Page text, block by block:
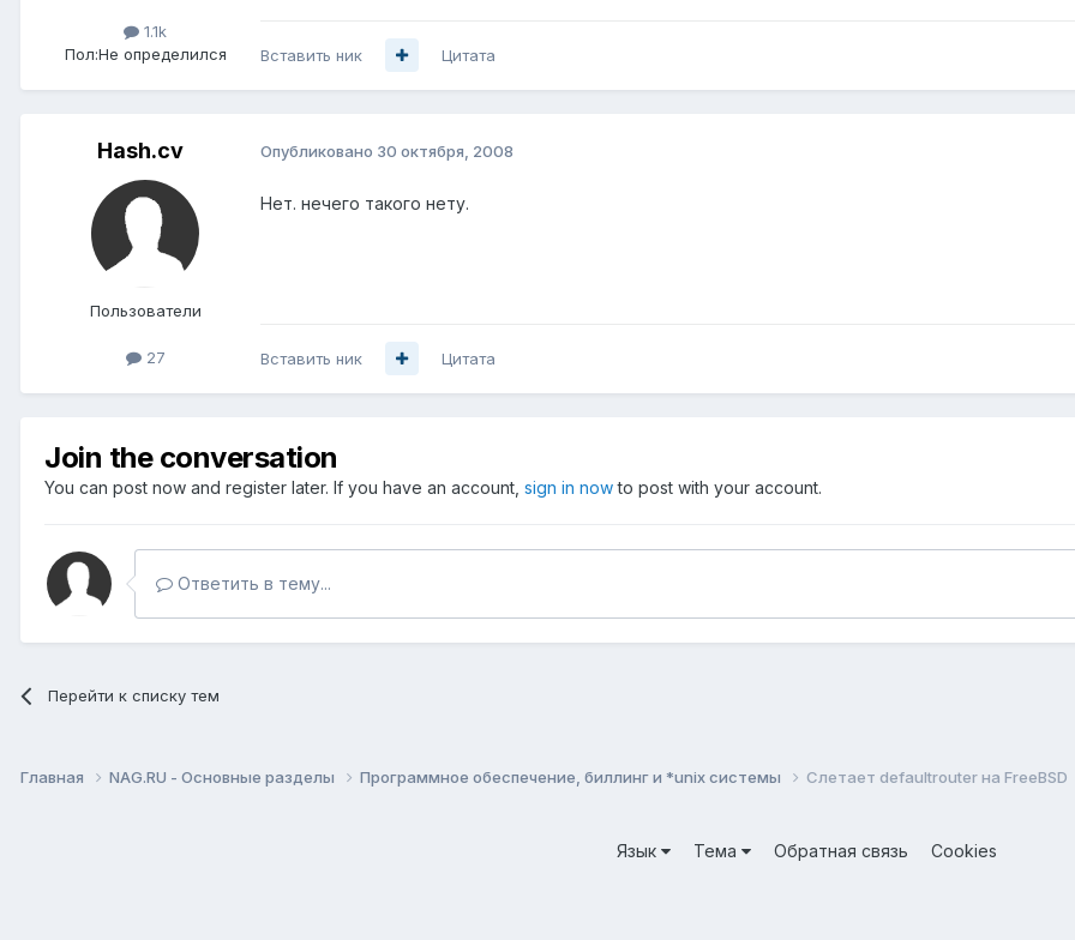
1.1k
Пол:Не определился Вставить ник Цитата
Hash.cv
Пользователи
27
Опубликовано 30 октября, 2008
Нет. нечего такого нету.
Вставить ник Цитата
Join the conversation
You can post now and register later. If you have an account, sign in nowto post with your account.
Ответить в тему...
Перейти к списку тем
Главная NAG.RU - Основные разделы Программное обеспечение, биллинг и *unix системы Слетает defaultrouter на FreeBSD
Язык Тема Обратная связь
Cookies